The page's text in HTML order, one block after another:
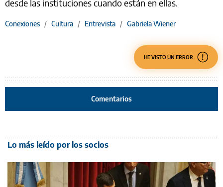
desde las instituciones cuando están en ellas.
Conexiones / Cultura / Entrevista / Gabriela Wiener
HE VISTO UN ERROR
Comentarios
Lo más leído por los socios